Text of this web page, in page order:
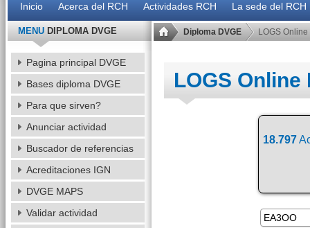
Inicio Acerca del RCH Actividades RCH La sede del RCH
Diploma DVGE LOGS Online
LOGS Online
18.797
MENUDIPLOMA DVGE
Pagina principal DVGE
Bases diploma DVGE
Para que sirven?
Anunciar actividad
Buscador de referencias
Acreditaciones IGN
DVGE MAPS
Validar actividad